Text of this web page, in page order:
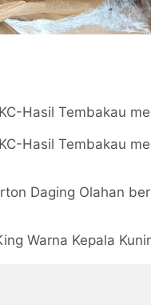
Hasil Tembakau
Hasil Tembakau
Daging Olahan
Warna Kepala